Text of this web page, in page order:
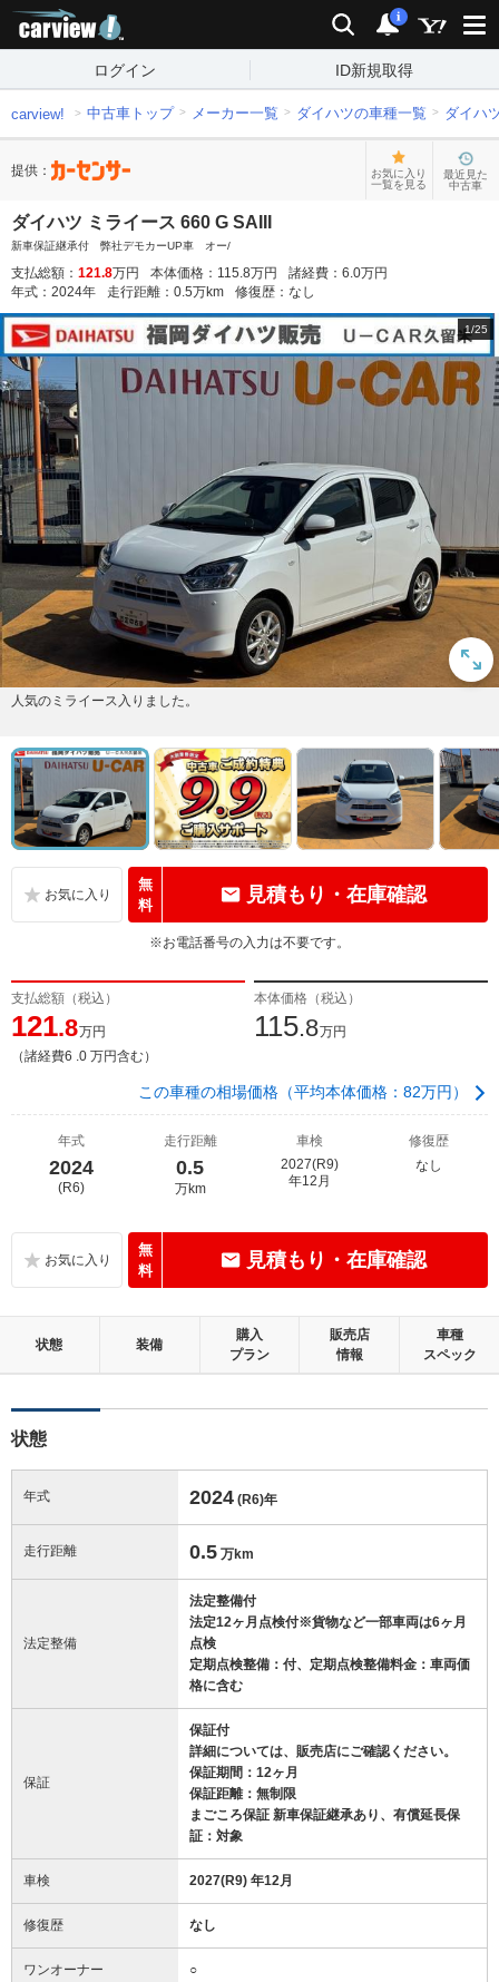
検索 通知
i
ログイン ID新規取得
carview! 中古車トップ メーカー一覧 ダイハツの車種一覧 ダイハ
提供：
お気に入り
一覧を見る
最近見た
中古車
ダイハツ ミライース 660 G SAIII
新車保証継承付 弊社デモカーUP車 オー/
支払総額： 121.8万円 本体価格： 115.8万円 諸経費： 6.0万円
年式： 2024年 走行距離： 0.5万km 修復歴： なし
1/25
人気のミライース入りました。
無
料
見積もり・在庫確認
※お電話番号の入力は不要です。
支払総額（税込）
121.8万円
（諸経費6 .0 万円含む）
本体価格（税込）
115.8万円
この車種の相場価格（平均本体価格：82万円）
年式
2024
(R6)
走行距離
0.5
万km
車検
2027(R9)
年12月
修復歴
なし
無
料
見積もり・在庫確認
状態 装備
購入
プラン
販売店
情報
車種
スペック
状態
年式 2024 (R6)年
走行距離 0.5 万km
法定整備
法定整備付
法定12ヶ月点検付※貨物など一部車両は6ヶ月
点検
定期点検整備：付、定期点検整備料金：車両価
格に含む
保証
保証付
詳細については、販売店にご確認ください。
保証期間：12ヶ月
保証距離：無制限
まごころ保証 新車保証継承あり、有償延長保
証：対象
車検 2027(R9) 年12月
修復歴 なし
ワンオーナー ○